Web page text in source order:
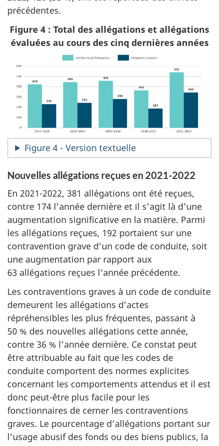
précédentes.
Figure 4 : Total des allégations et allégations
évaluées au cours des cinq dernières années
Figure 4 - Version textuelle
Nouvelles allégations reçues en 2021-2022
En 2021-2022, 381 allégations ont été reçues,
contre 174 l’année dernière et il s’agit là d’une
augmentation significative en la matière. Parmi
les allégations reçues, 192 portaient sur une
contravention grave d’un code de conduite, soit
une augmentation par rapport aux
63 allégations reçues l’année précédente.
Les contraventions graves à un code de conduite
demeurent les allégations d’actes
répréhensibles les plus fréquentes, passant à
50 % des nouvelles allégations cette année,
contre 36 % l’année dernière. Ce constat peut
être attribuable au fait que les codes de
conduite comportent des normes explicites
concernant les comportements attendus et il est
donc peut-être plus facile pour les
fonctionnaires de cerner les contraventions
graves. Le pourcentage d’allégations portant sur
l’usage abusif des fonds ou des biens publics, la